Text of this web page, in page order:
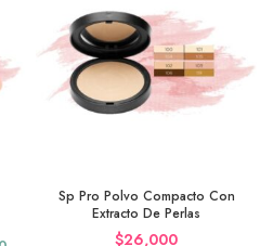
Sp Pro Polvo Compacto Con
Extracto De Perlas
$26,000